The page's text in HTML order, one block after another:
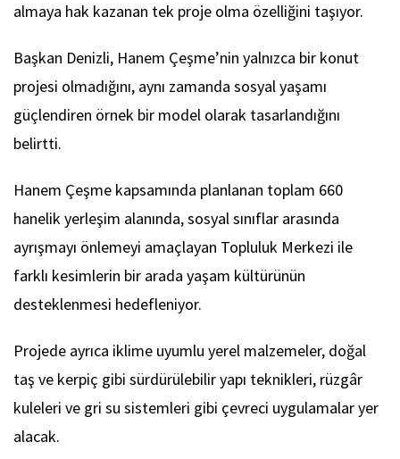
almaya hak kazanan tek proje olma özelliğini taşıyor.
Başkan Denizli, Hanem Çeşme’nin yalnızca bir konut
projesi olmadığını, aynı zamanda sosyal yaşamı
güçlendiren örnek bir model olarak tasarlandığını
belirtti.
Hanem Çeşme kapsamında planlanan toplam 660
hanelik yerleşim alanında, sosyal sınıflar arasında
ayrışmayı önlemeyi amaçlayan Topluluk Merkezi ile
farklı kesimlerin bir arada yaşam kültürünün
desteklenmesi hedefleniyor.
Projede ayrıca iklime uyumlu yerel malzemeler, doğal
taş ve kerpiç gibi sürdürülebilir yapı teknikleri, rüzgâr
kuleleri ve gri su sistemleri gibi çevreci uygulamalar yer
alacak.